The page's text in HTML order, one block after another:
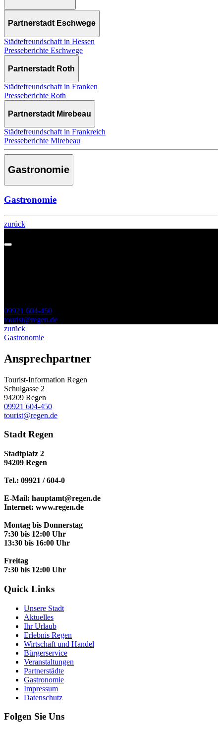
Partnerstadt Eschwege
Städtefreundschaft in Hessen
Presseberichte Eschwege
Partnerstadt Roth
Städtefreundschaft in Franken
Presseberichte Roth
Partnerstadt Mirebeau
Städtefreundschaft in Frankreich
Presseberichte Mirebeau
Gastronomie
Gastronomie
zurück
09921 604-450
tourist@regen.de
zurück
Gastronomie
Ansprechpartner
Tourist-Information Regen
Schulgasse 2
94209 Regen
09921 604-450
tourist@regen.de
Stadt Regen
Stadtplatz 2
94209 Regen
Tel.: 09921 / 604-0
E-Mail: hauptamt@regen.de
Internet: www.regen.de
Montag bis Donnerstag
7:30 bis 12:00 Uhr
13:30 bis 16:00 Uhr
Freitag
7:30 bis 12:00 Uhr
Quick Links
Unsere Stadt
Aktuelles
Ihr Urlaub
Erlebnis Regen
Wirtschaft und Handel
Bürgerservice
Veranstaltungen
Partnerstädte
Gastronomie
Impressum
Datenschutz
Folgen Sie Uns